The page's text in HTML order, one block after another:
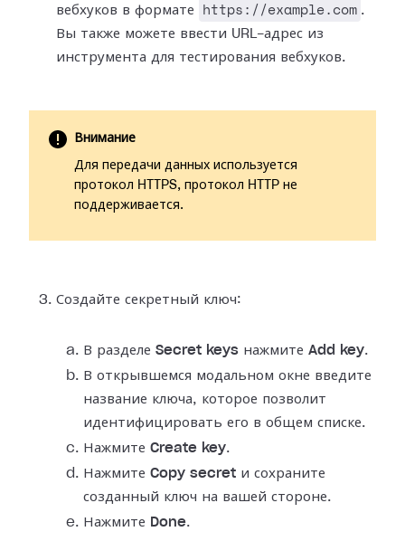
вебхуков в формате
https://example.com .
Вы также можете ввести URL-адрес из
инструмента для тестирования вебхуков.
Внимание
Для передачи данных используется
протокол HTTPS, протокол HTTP не
поддерживается.
Создайте секретный ключ:
В разделе Secret keys нажмите Add key.
В открывшемся модальном окне введите
название ключа, которое позволит
идентифицировать его в общем списке.
Нажмите Create key.
Нажмите Copy secret и сохраните
созданный ключ на вашей стороне.
Нажмите Done.